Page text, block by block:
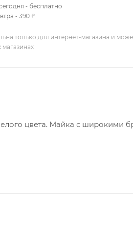
- бесплатно
- 390 ₽
только для интернет-магазина и
магазинах
цвета. Майка с широкими